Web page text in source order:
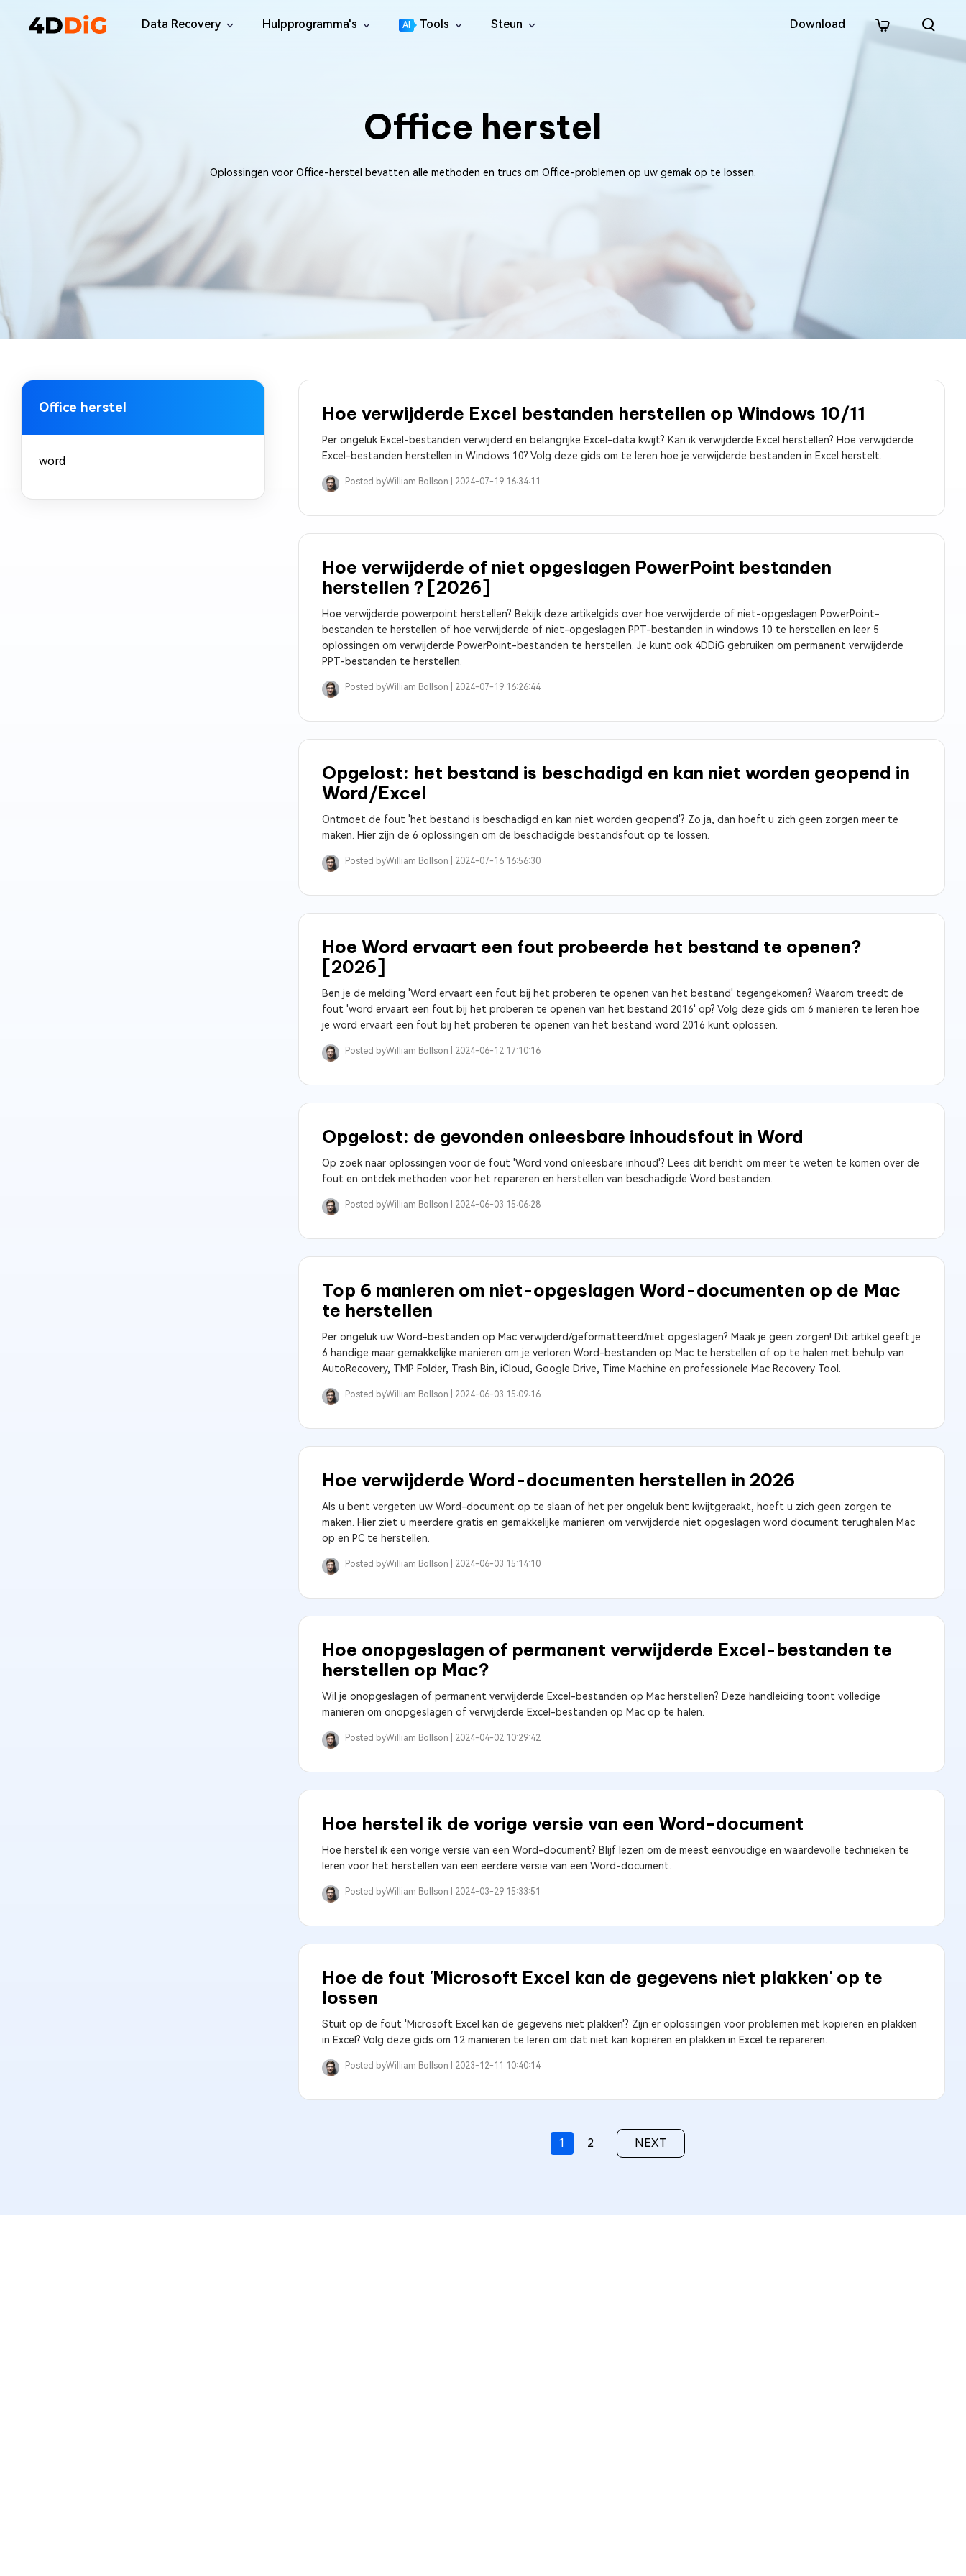
Data Recovery
Herstel gratis 100 MB gegevens
Hulpprogramma's
4DDiG Duplicate File Deleter
Vind en Verwijder Dubbele Bestanden
Dubbele en rommelbestanden op Mac verwijderen
Windows 11 Upgrade Checker
AI Tools
4DDiG Video Repair
Herstel beschadigde video's
Herstel beschadigde foto's
Beschadigde Outlook PST/OST-bestanden repareren
Steun
Gebruikershandleiding
Gebruikershandleiding Centrum
Alle Tips & Oplossingen
Download
Office herstel
Oplossingen voor Office-herstel bevatten alle methoden en trucs om Office-problemen op uw gemak op te lossen.
Office herstel
word
Hoe verwijderde Excel bestanden herstellen op Windows 10/11
Per ongeluk Excel-bestanden verwijderd en belangrijke Excel-data kwijt? Kan ik verwijderde Excel herstellen? Hoe verwijderde
Excel-bestanden herstellen in Windows 10? Volg deze gids om te leren hoe je verwijderde bestanden in Excel herstelt.
Posted byWilliam Bollson | 2024-07-19 16:34:11
Hoe verwijderde of niet opgeslagen PowerPoint bestanden
herstellen？[2026]
Hoe verwijderde powerpoint herstellen? Bekijk deze artikelgids over hoe verwijderde of niet-opgeslagen PowerPoint-
bestanden te herstellen of hoe verwijderde of niet-opgeslagen PPT-bestanden in windows 10 te herstellen en leer 5
oplossingen om verwijderde PowerPoint-bestanden te herstellen. Je kunt ook 4DDiG gebruiken om permanent verwijderde
PPT-bestanden te herstellen.
Posted byWilliam Bollson | 2024-07-19 16:26:44
Opgelost: het bestand is beschadigd en kan niet worden geopend in
Word/Excel
Ontmoet de fout 'het bestand is beschadigd en kan niet worden geopend'? Zo ja, dan hoeft u zich geen zorgen meer te
maken. Hier zijn de 6 oplossingen om de beschadigde bestandsfout op te lossen.
Posted byWilliam Bollson | 2024-07-16 16:56:30
Hoe Word ervaart een fout probeerde het bestand te openen?
[2026]
Ben je de melding 'Word ervaart een fout bij het proberen te openen van het bestand' tegengekomen? Waarom treedt de
fout 'word ervaart een fout bij het proberen te openen van het bestand 2016' op? Volg deze gids om 6 manieren te leren hoe
je word ervaart een fout bij het proberen te openen van het bestand word 2016 kunt oplossen.
Posted byWilliam Bollson | 2024-06-12 17:10:16
Opgelost: de gevonden onleesbare inhoudsfout in Word
Op zoek naar oplossingen voor de fout 'Word vond onleesbare inhoud'? Lees dit bericht om meer te weten te komen over de
fout en ontdek methoden voor het repareren en herstellen van beschadigde Word bestanden.
Posted byWilliam Bollson | 2024-06-03 15:06:28
Top 6 manieren om niet-opgeslagen Word-documenten op de Mac
te herstellen
Per ongeluk uw Word-bestanden op Mac verwijderd/geformatteerd/niet opgeslagen? Maak je geen zorgen! Dit artikel geeft je
6 handige maar gemakkelijke manieren om je verloren Word-bestanden op Mac te herstellen of op te halen met behulp van
AutoRecovery, TMP Folder, Trash Bin, iCloud, Google Drive, Time Machine en professionele Mac Recovery Tool.
Posted byWilliam Bollson | 2024-06-03 15:09:16
Hoe verwijderde Word-documenten herstellen in 2026
Als u bent vergeten uw Word-document op te slaan of het per ongeluk bent kwijtgeraakt, hoeft u zich geen zorgen te
maken. Hier ziet u meerdere gratis en gemakkelijke manieren om verwijderde niet opgeslagen word document terughalen Mac
op en PC te herstellen.
Posted byWilliam Bollson | 2024-06-03 15:14:10
Hoe onopgeslagen of permanent verwijderde Excel-bestanden te
herstellen op Mac?
Wil je onopgeslagen of permanent verwijderde Excel-bestanden op Mac herstellen? Deze handleiding toont volledige
manieren om onopgeslagen of verwijderde Excel-bestanden op Mac op te halen.
Posted byWilliam Bollson | 2024-04-02 10:29:42
Hoe herstel ik de vorige versie van een Word-document
Hoe herstel ik een vorige versie van een Word-document? Blijf lezen om de meest eenvoudige en waardevolle technieken te
leren voor het herstellen van een eerdere versie van een Word-document.
Posted byWilliam Bollson | 2024-03-29 15:33:51
Hoe de fout 'Microsoft Excel kan de gegevens niet plakken' op te
lossen
Stuit op de fout 'Microsoft Excel kan de gegevens niet plakken'? Zijn er oplossingen voor problemen met kopiëren en plakken
in Excel? Volg deze gids om 12 manieren te leren om dat niet kan kopiëren en plakken in Excel te repareren.
Posted byWilliam Bollson | 2023-12-11 10:40:14
1 2 NEXT